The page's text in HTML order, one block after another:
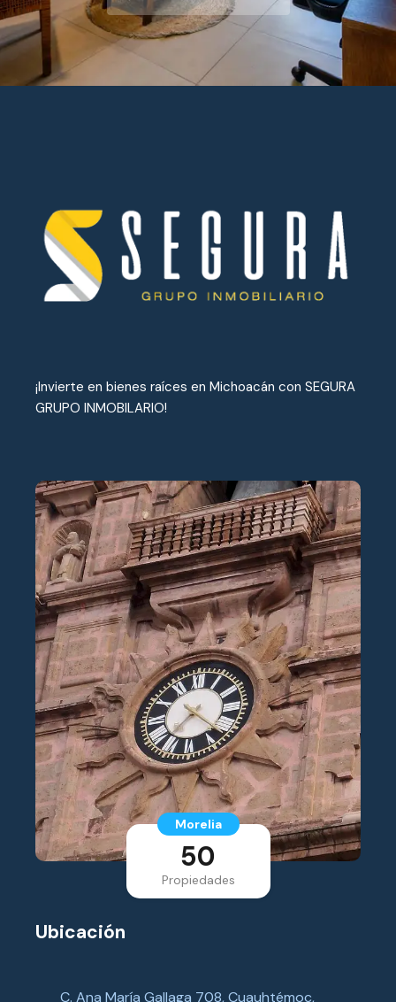
¡Invierte en bienes raíces en Michoacán con SEGURA
GRUPO INMOBILARIO!
Morelia
50
Propiedades
Ubicación
C. Ana María Gallaga 708, Cuauhtémoc,